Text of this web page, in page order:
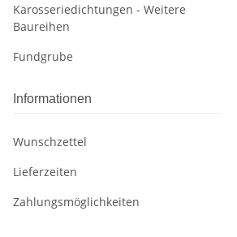
Karosseriedichtungen - Weitere
Baureihen
Fundgrube
Informationen
Wunschzettel
Lieferzeiten
Zahlungsmöglichkeiten